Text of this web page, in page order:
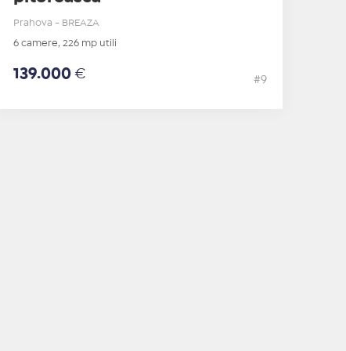
Prahova - BREAZA
6 camere, 226 mp utili
139.000 € #9